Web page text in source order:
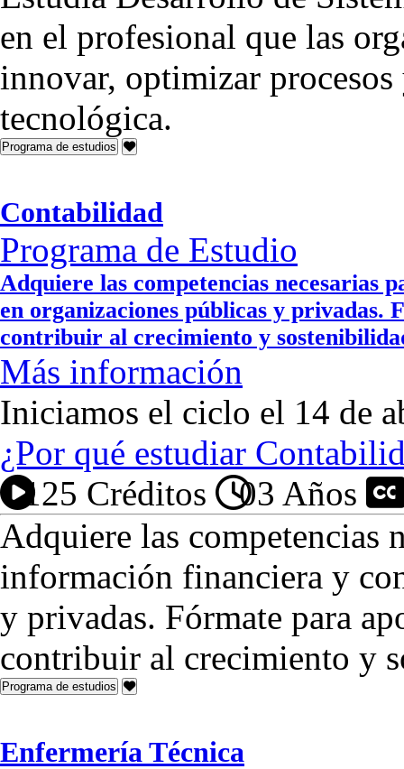
en el profesional que las
innovar, optimizar
tecnológica.
Programa de estudios
Contabilidad
Programa de Estudio
Adquiere las competencias necesarias
en organizaciones públicas y privadas.
contribuir al crecimiento y
Más información
Iniciamos el ciclo el 14 de
¿Por qué estudiar
125 Créditos
03 Años
Adquiere las competencias
información financiera y
y privadas. Fórmate para
contribuir al crecimiento y
Programa de estudios
Enfermería Técnica